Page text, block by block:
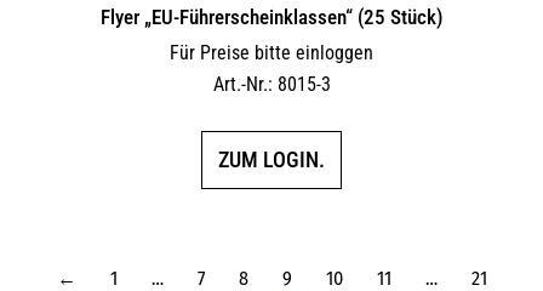
Flyer „EU-Führerscheinklassen“ (25 Stück)
Für Preise bitte einloggen
Art.-Nr.: 8015-3
ZUM LOGIN.
← 1 … 7 8 9 10 11 …
21